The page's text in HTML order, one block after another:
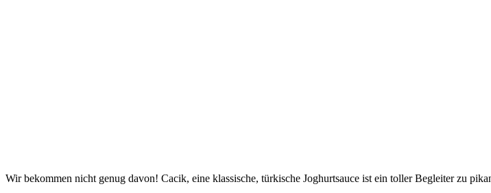
Wir bekommen nicht genug davon! Cacik, eine klassische, türkische Joghurtsauce ist ein toller Begleiter zu